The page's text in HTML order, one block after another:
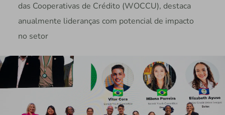
das Cooperativas de Crédito (WOCCU), destaca
anualmente lideranças com potencial de impacto
no setor